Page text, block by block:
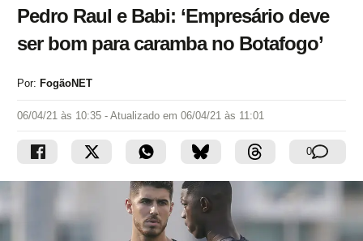
Pedro Raul e Babi: ‘Empresário deve
ser bom para caramba no Botafogo’
Por: FogãoNET
06/04/21 às 10:35 - Atualizado em 06/04/21 às 11:01
0